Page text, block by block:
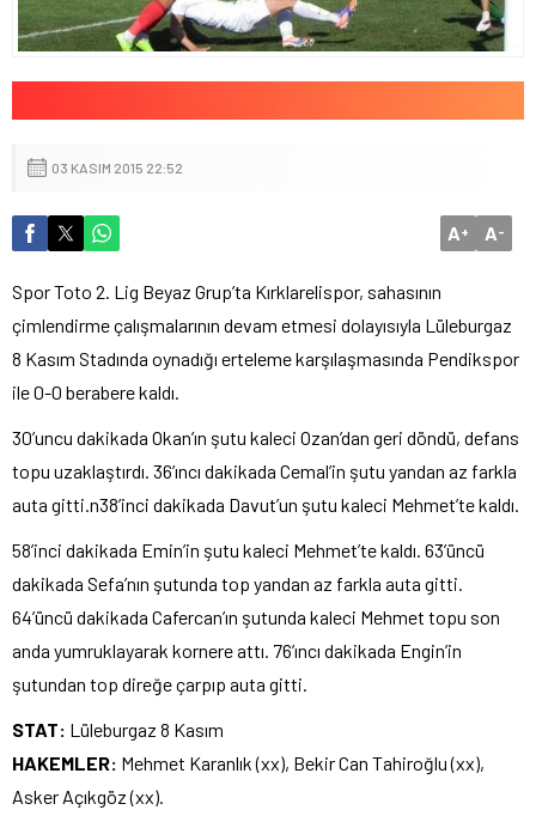
03 KASIM 2015 22:52
A+ A-
Spor Toto 2. Lig Beyaz Grup’ta Kırklarelispor, sahasının
çimlendirme çalışmalarının devam etmesi dolayısıyla Lüleburgaz
8 Kasım Stadında oynadığı erteleme karşılaşmasında Pendikspor
ile 0-0 berabere kaldı.
30’uncu dakikada Okan’ın şutu kaleci Ozan’dan geri döndü, defans
topu uzaklaştırdı. 36’ıncı dakikada Cemal’in şutu yandan az farkla
auta gitti.n38’inci dakikada Davut’un şutu kaleci Mehmet’te kaldı.
58’inci dakikada Emin’in şutu kaleci Mehmet’te kaldı. 63’üncü
dakikada Sefa’nın şutunda top yandan az farkla auta gitti.
64’üncü dakikada Cafercan’ın şutunda kaleci Mehmet topu son
anda yumruklayarak kornere attı. 76’ıncı dakikada Engin’in
şutundan top direğe çarpıp auta gitti.
STAT: Lüleburgaz 8 Kasım
HAKEMLER: Mehmet Karanlık (xx), Bekir Can Tahiroğlu (xx),
Asker Açıkgöz (xx).